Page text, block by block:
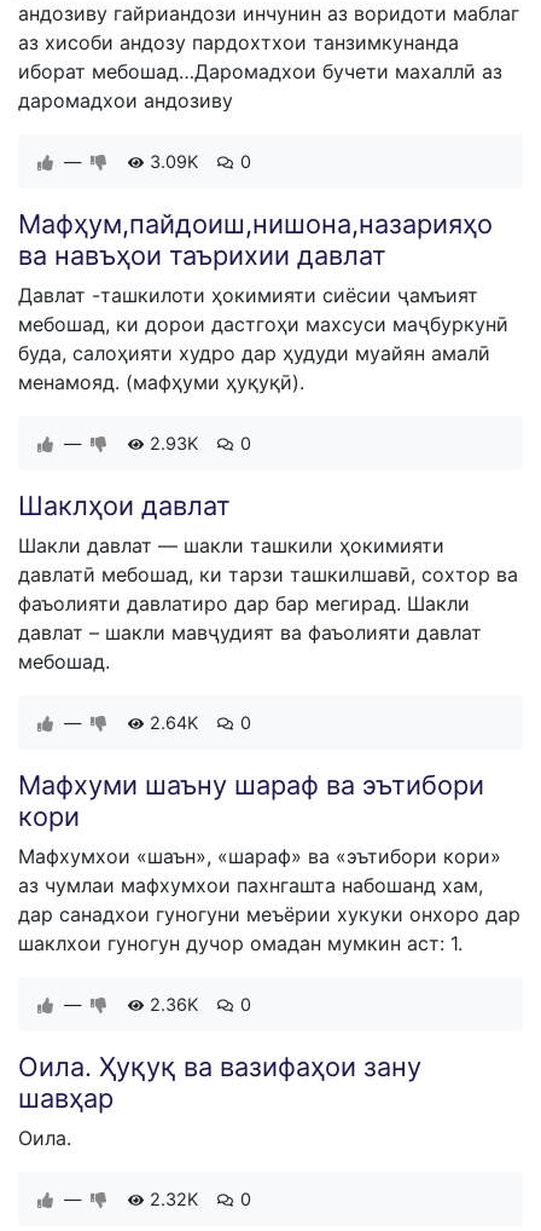
андозиву гайриандози инчунин аз воридоти маблаг
аз хисоби андозу пардохтхои танзимкунанда
иборат мебошад…Даромадхои бучети махаллӣ аз
даромадхои андозиву
— 3.09K 0
Мафҳум,пайдоиш,нишона,назарияҳо
ва навъҳои таърихии давлат
Давлат -ташкилоти ҳокимияти сиёсии ҷамъият
мебошад, ки дорои дастгоҳи махсуси маҷбуркунӣ
буда, салоҳияти худро дар ҳудуди муайян амалӣ
менамояд. (мафҳуми ҳуқуқӣ).
— 2.93K 0
Шаклҳои давлат
Шакли давлат — шакли ташкили ҳокимияти
давлатӣ мебошад, ки тарзи ташкилшавӣ, сохтор ва
фаъолияти давлатиро дар бар мегирад. Шакли
давлат – шакли мавҷудият ва фаъолияти давлат
мебошад.
— 2.64K 0
Мафхуми шаъну шараф ва эътибори
кори
Мафхумхои «шаън», «шараф» ва «эътибори кори»
аз чумлаи мафхумхои пахнгашта набошанд хам,
дар санадхои гуногуни меъёрии хукуки онхоро дар
шаклхои гуногун дучор омадан мумкин аст: 1.
— 2.36K 0
Оила. Ҳуқуқ ва вазифаҳои зану
шавҳар
Оила.
— 2.32K 0